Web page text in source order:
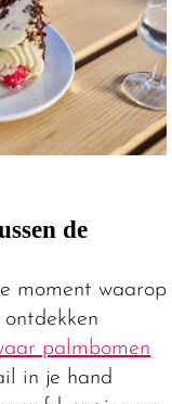
de
moment waarop
palmbomen
in je hand